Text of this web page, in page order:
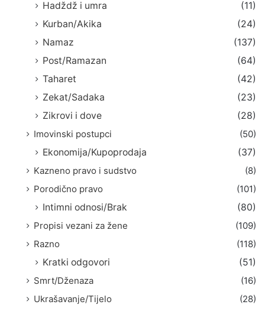
Hadždž i umra
(11)
Kurban/Akika
(24)
Namaz
(137)
Post/Ramazan
(64)
Taharet
(42)
Zekat/Sadaka
(23)
Zikrovi i dove
(28)
Imovinski postupci
(50)
Ekonomija/Kupoprodaja
(37)
Kazneno pravo i sudstvo
(8)
Porodično pravo
(101)
Intimni odnosi/Brak
(80)
Propisi vezani za žene
(109)
Razno
(118)
Kratki odgovori
(51)
Smrt/Dženaza
(16)
Ukrašavanje/Tijelo
(28)